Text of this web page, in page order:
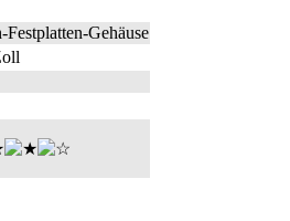
Gehäuse